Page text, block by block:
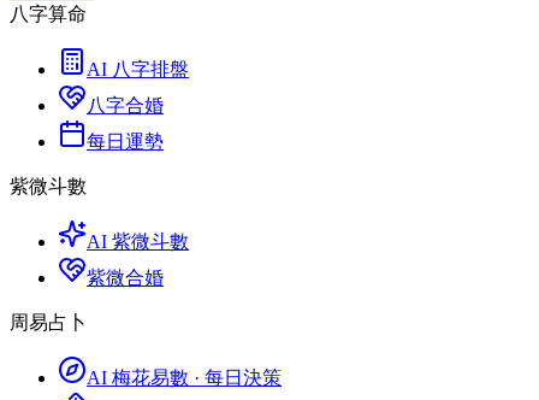
八字算命
AI 八字排盤
八字合婚
每日運勢
紫微斗數
AI 紫微斗數
紫微合婚
周易占卜
AI 梅花易數 · 每日決策